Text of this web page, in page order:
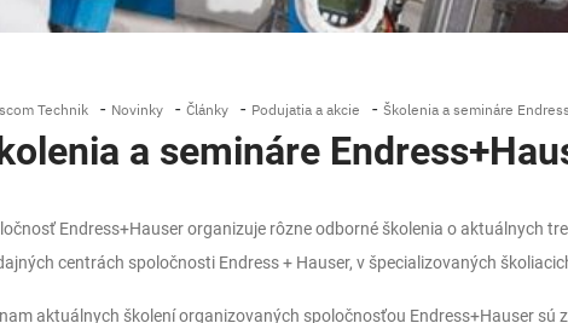
Technik - Novinky - Články - Podujatia a akcie - Školenia a semináre
a semináre
Endress+Hauser organizuje rôzne odborné školenia o aktuálnych
centrách spoločnosti Endress + Hauser, v špecializovaných
aktuálnych školení organizovaných spoločnosťou Endress+Hauser sú